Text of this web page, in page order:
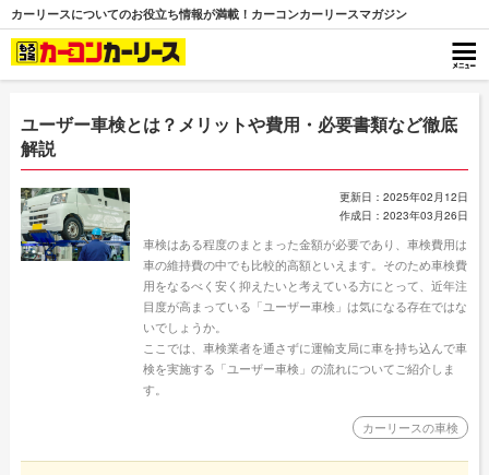
カーリースについてのお役立ち情報が満載！カーコンカーリースマガジン
ユーザー車検とは？メリットや費用・必要書類など徹底
解説
更新日：2025年02月12日
作成日：2023年03月26日
車検はある程度のまとまった金額が必要であり、車検費用は
車の維持費の中でも比較的高額といえます。そのため車検費
用をなるべく安く抑えたいと考えている方にとって、近年注
目度が高まっている「ユーザー車検」は気になる存在ではな
いでしょうか。
ここでは、車検業者を通さずに運輸支局に車を持ち込んで車
検を実施する「ユーザー車検」の流れについてご紹介しま
す。
カーリースの車検